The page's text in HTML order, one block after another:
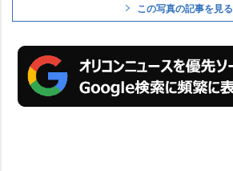
この写真の記事を見る